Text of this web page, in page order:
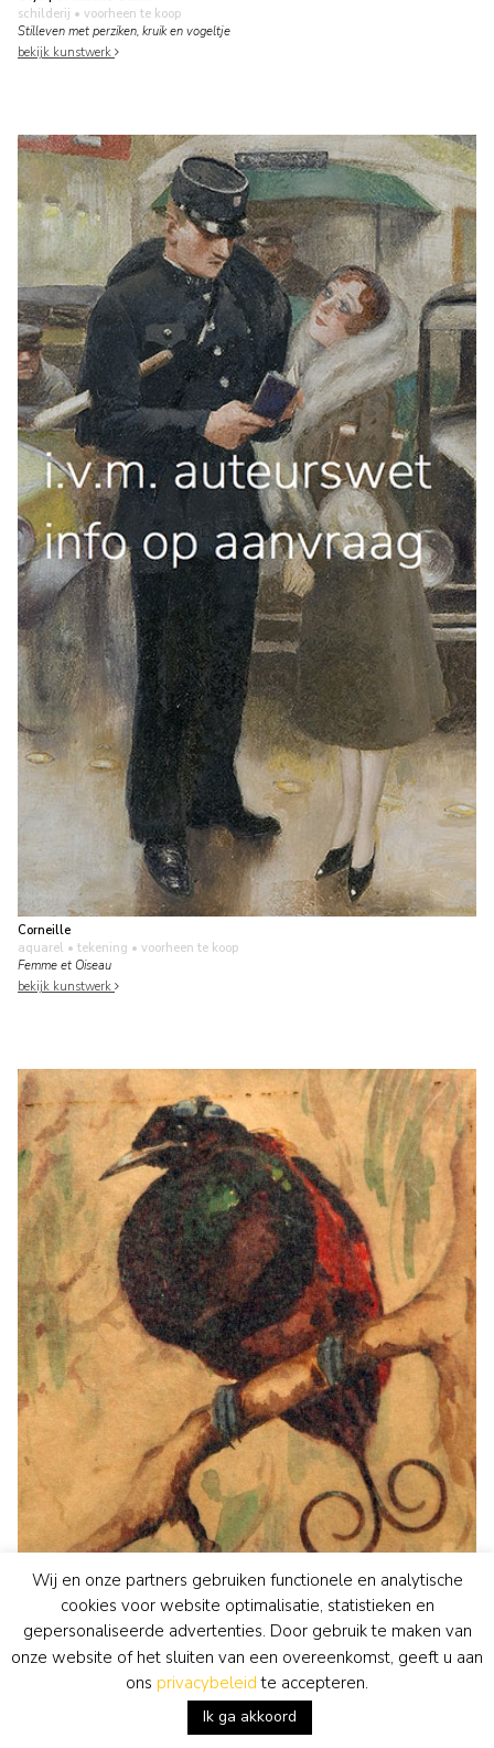
schilderij • voorheen te koop
Stilleven met perziken, kruik en vogeltje
bekijk kunstwerk
Corneille
aquarel • tekening • voorheen te koop
Femme et Oiseau
bekijk kunstwerk
Greta Bruigom
aquarel • tekening• voorheen te koop
Wij en onze partners gebruiken functionele en analytische
cookies voor website optimalisatie, statistieken en
gepersonaliseerde advertenties. Door gebruik te maken van
onze website of het sluiten van een overeenkomst, geeft u aan
ons privacybeleid te accepteren.
Ik ga akkoord